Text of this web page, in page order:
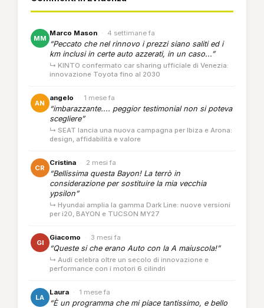
MM
Marco Mason · 4 settimane fa
“Peccato che nel rinnovo i prezzi siano saliti ed i
km inclusi in certe auto azzerati, in un caso...”
↳ KINTO confermato car sharing ufficiale di Venezia:
innovazione Toyota fino al 2030
AN
angelo · 1 mese fa
“imbarazzante.... peggior testimonial non si poteva
scegliere”
↳ SEAT lancia una nuova campagna per Ibiza e Arona:
design, affidabilità e valore
CR
Cristina · 2 mesi fa
“Bellissima questa Bayon! La terrò in
considerazione per sostituire la mia vecchia
ypsilon”
↳ Hyundai amplia la gamma Dark Line: nuove versioni
per i20, BAYON e TUCSON MY27
GI
Giacomo · 3 mesi fa
“Queste si che erano Auto con la A maiuscola!”
↳ Audi celebra oltre un secolo di innovazione e
performance con i motori 6 cilindri
LA
Laura · 1 mese fa
“È un programma che mi piace tantissimo, e bello